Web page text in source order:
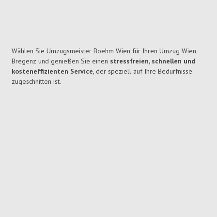
Wählen Sie Umzugsmeister Boehm Wien für Ihren Umzug Wien
Bregenz und genießen Sie einen stressfreien, schnellen und
kosteneffizienten Service, der speziell auf Ihre Bedürfnisse
zugeschnitten ist.